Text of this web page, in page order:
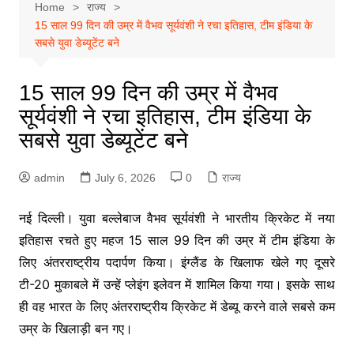
Home
राज्य
15 साल 99 दिन की उम्र में वैभव सूर्यवंशी ने रचा इतिहास, टीम इंडिया के
सबसे युवा डेब्यूटेंट बने
15 साल 99 दिन की उम्र में वैभव
सूर्यवंशी ने रचा इतिहास, टीम इंडिया के
सबसे युवा डेब्यूटेंट बने
admin July 6, 2026 0 राज्य
नई दिल्ली। युवा बल्लेबाज वैभव सूर्यवंशी ने भारतीय क्रिकेट में नया
इतिहास रचते हुए महज 15 साल 99 दिन की उम्र में टीम इंडिया के
लिए अंतरराष्ट्रीय पदार्पण किया। इंग्लैंड के खिलाफ खेले गए दूसरे
टी-20 मुकाबले में उन्हें प्लेइंग इलेवन में शामिल किया गया। इसके साथ
ही वह भारत के लिए अंतरराष्ट्रीय क्रिकेट में डेब्यू करने वाले सबसे कम
उम्र के खिलाड़ी बन गए।